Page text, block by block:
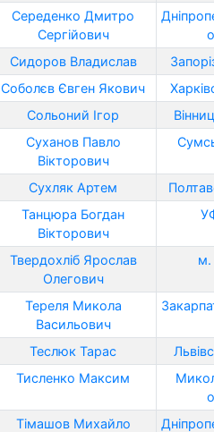
Середенко Дмитро
Сергійович
Сидоров Владислав
Соболєв Євген Якович
Сольоний Ігор
Суханов Павло
Вікторович
Сухляк Артем
Танцюра Богдан
Вікторович
Твердохліб Ярослав
Олегович
м.
Тереля Микола
Васильович
Теслюк Тарас
Тисленко Максим
Тімашов Михайло